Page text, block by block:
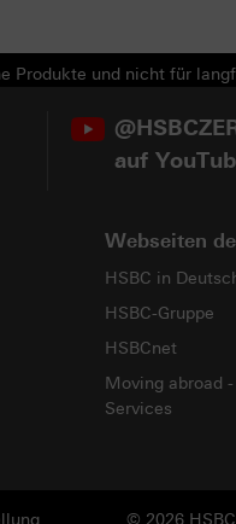
Produkte und nicht für
auf
Webseiten
HSBC in
HSBC-Gruppe
HSBCnet
Moving abroad
Services
© 2026